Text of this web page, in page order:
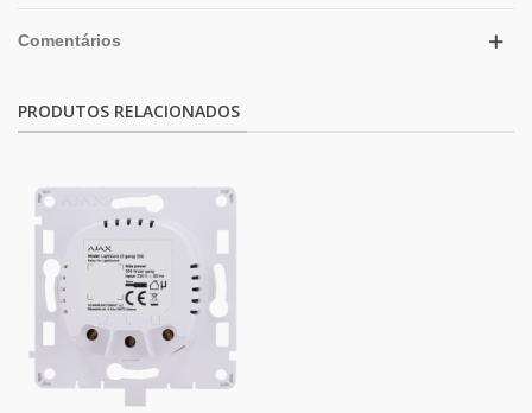
Comentários
PRODUTOS RELACIONADOS